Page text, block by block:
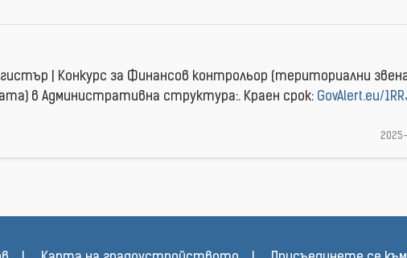
| Конкурс за Финансов контрольор (териториални
в Административна структура:. Краен срок: GovAlert.eu/